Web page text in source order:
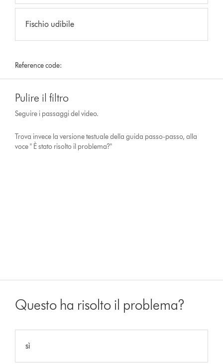
Fischio udibile
Reference code:
Pulire il filtro
Seguire i passaggi del video.
Trova invece la versione testuale della guida passo-passo, alla
voce " È stato risolto il problema?"
Questo ha risolto il problema?
sì